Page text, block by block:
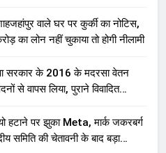
वाले घर पर कुर्की का नोटिस,
का लोन नहीं चुकाया तो होगी नीलामी
सरकार के 2016 के मदरसा वेतन
से वापस लिया, पुराने विवादित
हटाने पर झुका Meta, मार्क जकरबर्ग
समिति की चेतावनी के बाद बड़ा